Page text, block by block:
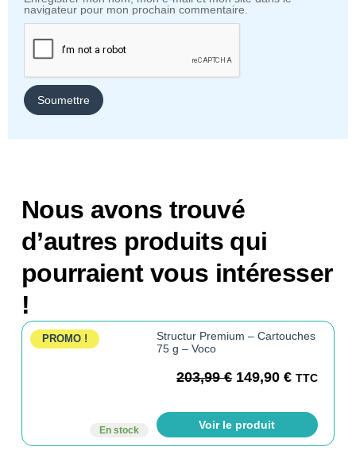
navigateur pour mon prochain commentaire.
Nous avons trouvé
d’autres produits qui
pourraient vous intéresser
!
PROMO !
En stock
Structur Premium – Cartouches
75 g – Voco
203,99€ 149,90€ TTC
Voir le produit